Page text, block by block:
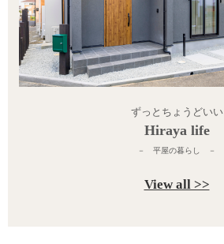
ずっとちょうどいい
Hiraya life
－ 平屋の暮らし －
View all >>